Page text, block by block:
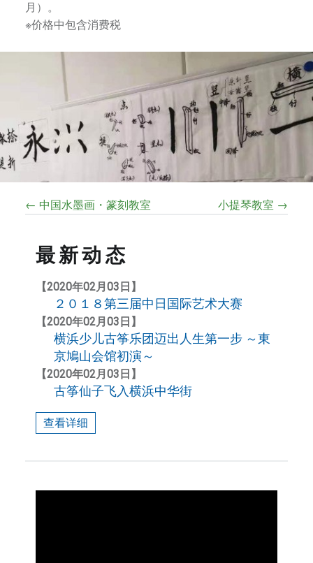
月）。
※价格中包含消费税
← 中国水墨画・篆刻教室 小提琴教室 →
最新动态
【2020年02月03日】
２０１８第三届中日国际艺术大赛
【2020年02月03日】
横浜少儿古筝乐团迈出人生第一步 ～東
京鳩山会馆初演～
【2020年02月03日】
古筝仙子飞入横浜中华街
查看详细